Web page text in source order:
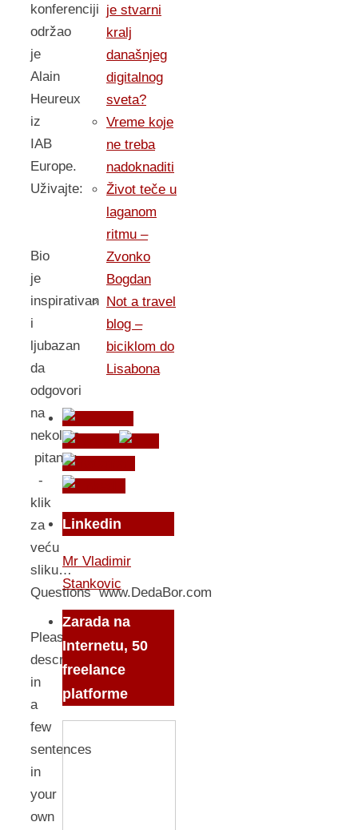
konferenciji
održao
je
Alain
Heureux
iz
IAB
Europe.
Uživajte:
Bio
je
inspirativan
i
ljubazan
da
odgovori
na
nekoliko
pitanja:
-
klik
za
veću
sliku…
Questions www.DedaBor.com
Please,
describe
in
a
few
sentences
in
your
own
je stvarni
kralj
današnjeg
digitalnog
sveta?
Vreme koje
ne treba
nadoknaditi
Život teče u
laganom
ritmu –
Zvonko
Bogdan
Not a travel
blog –
biciklom do
Lisabona
Linkedin
Mr Vladimir
Stankovic
Zarada na
Internetu, 50
freelance
platforme